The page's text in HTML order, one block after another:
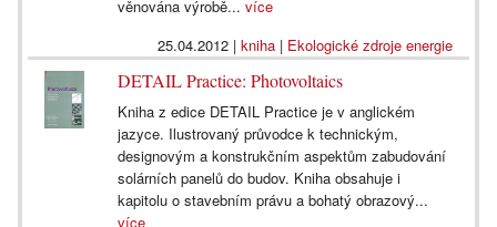
věnována výrobě...více
25.04.2012| kniha| Ekologické zdroje energie
DETAIL Practice: Photovoltaics
Kniha z edice DETAIL Practice je v anglickém
jazyce. Ilustrovaný průvodce k technickým,
designovým a konstrukčním aspektům zabudování
solárních panelů do budov. Kniha obsahuje i
kapitolu o stavebním právu a bohatý obrazový...
více